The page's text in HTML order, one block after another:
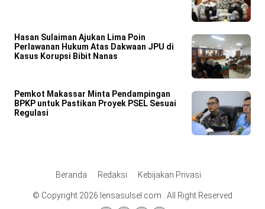
Hasan Sulaiman Ajukan Lima Poin
Perlawanan Hukum Atas Dakwaan JPU di
Kasus Korupsi Bibit Nanas
Pemkot Makassar Minta Pendampingan
BPKP untuk Pastikan Proyek PSEL Sesuai
Regulasi
Beranda Redaksi Kebijakan Privasi
© Copyright 2026 lensasulsel.com . All Right Reserved